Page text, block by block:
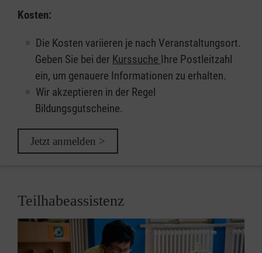
Kosten:
Die Kosten variieren je nach Veranstaltungsort.
Geben Sie bei der Kurssuche Ihre Postleitzahl
ein, um genauere Informationen zu erhalten.
Wir akzeptieren in der Regel
Bildungsgutscheine.
Jetzt anmelden >
Teilhabeassistenz